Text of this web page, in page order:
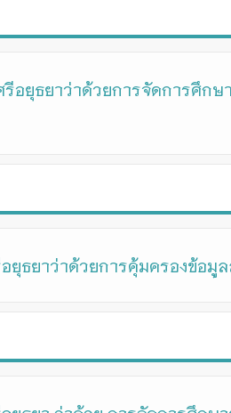
อยุธยาว่าด้วยการจัดการศึก
ธยาว่าด้วยการคุ้มครองข้อมู